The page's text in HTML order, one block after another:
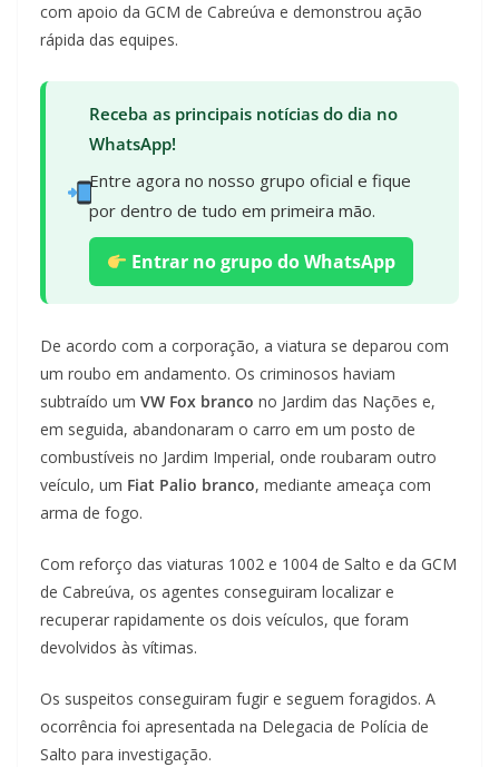
com apoio da GCM de Cabreúva e demonstrou ação
rápida das equipes.
Receba as principais notícias do dia no
WhatsApp!
Entre agora no nosso grupo oficial e fique
por dentro de tudo em primeira mão.
Entrar no grupo do WhatsApp
De acordo com a corporação, a viatura se deparou com
um roubo em andamento. Os criminosos haviam
subtraído um VW Fox branco no Jardim das Nações e,
em seguida, abandonaram o carro em um posto de
combustíveis no Jardim Imperial, onde roubaram outro
veículo, um Fiat Palio branco, mediante ameaça com
arma de fogo.
Com reforço das viaturas 1002 e 1004 de Salto e da GCM
de Cabreúva, os agentes conseguiram localizar e
recuperar rapidamente os dois veículos, que foram
devolvidos às vítimas.
Os suspeitos conseguiram fugir e seguem foragidos. A
ocorrência foi apresentada na Delegacia de Polícia de
Salto para investigação.